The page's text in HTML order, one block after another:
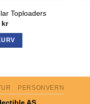
Toploaders
kr
PERSONVERN
AS